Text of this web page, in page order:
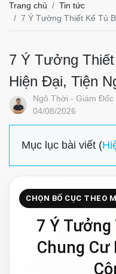
Trang chủ
Tin tức
7 Ý Tưởng Thiết Kế Tủ
7 Ý Tưởng
Hiện Đại, Tiện
Ngô Thời - Giám Đốc
04/08/2026
Mục lục bài viết (
CHỌN BỐ CỤC THEO
7 Ý
Chung Cư